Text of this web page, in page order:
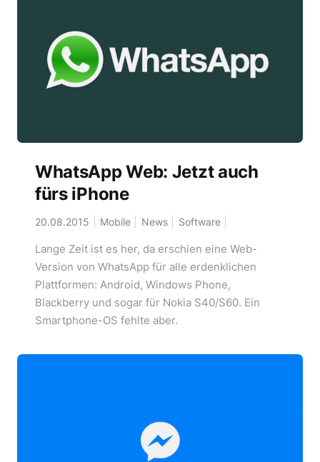
WhatsApp Web: Jetzt auch
fürs iPhone
20.08.2015 Mobile News Software
Lange Zeit ist es her, da erschien eine Web-
Version von WhatsApp für alle erdenklichen
Plattformen: Android, Windows Phone,
Blackberry und sogar für Nokia S40/S60. Ein
Smartphone-OS fehlte aber.